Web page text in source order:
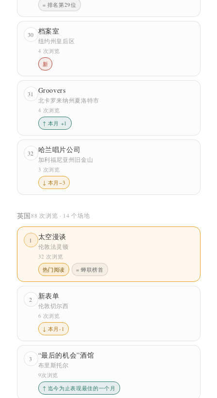
= 排名第29位
30 档案室
纽约州皇后区
4 次浏览
新
31 Groovers
北卡罗来纳州夏洛特市
4 次浏览
↑ 本月 +1
32 哈兰唱片公司
加利福尼亚州旧金山
3 次浏览
↓ 本月−3
英国88 次浏览 · 14 个场地
1 太空漫谈
伦敦法灵顿
32 次浏览
热门阅读
= 蝉联榜首
2 新表单
伦敦切尔西
6 次浏览
↓ 本月-1
3 “最后的机会”酒馆
布里斯托尔
9次浏览
↑ 迄今为止表现最佳的一个月